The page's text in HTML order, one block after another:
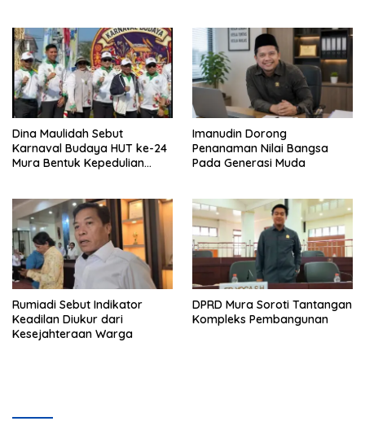
Dina Maulidah Sebut
Karnaval Budaya HUT ke-24
Mura Bentuk Kepedulian
Imanudin Dorong
Penanaman Nilai Bangsa
Pada Generasi Muda
Rumiadi Sebut Indikator
Keadilan Diukur dari
Kesejahteraan Warga
DPRD Mura Soroti Tantangan
Kompleks Pembangunan